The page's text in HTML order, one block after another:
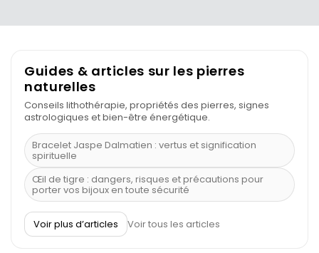
Guides & articles sur les pierres
naturelles
Conseils lithothérapie, propriétés des pierres, signes
astrologiques et bien-être énergétique.
Bracelet Jaspe Dalmatien : vertus et signification
spirituelle
Œil de tigre : dangers, risques et précautions pour
porter vos bijoux en toute sécurité
À quel poignet porter un bracelet de pierre
Découvrez le scorpion et ses pierres
Voir plus d’articles Voir tous les articles